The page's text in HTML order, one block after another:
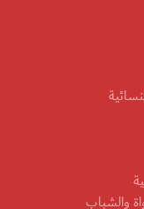
والشباب